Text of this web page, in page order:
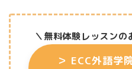
＼無料体験レッスンの
＞ ECC外語学